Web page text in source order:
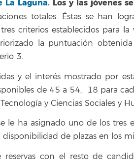
La Laguna. Los y las jóvenes
totales. Éstas se han
criterios establecidos para la
la puntuación
3.
y el interés mostrado por
de 45 a 54, 18 para
y Ciencias Sociales y
le ha asignado uno de los tres
de plazas en los
con el resto de